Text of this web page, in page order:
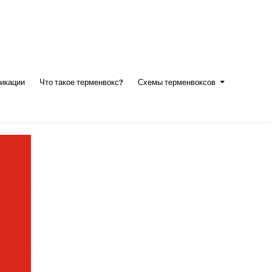
Что такое терменвокс? Схемы терменвоксов